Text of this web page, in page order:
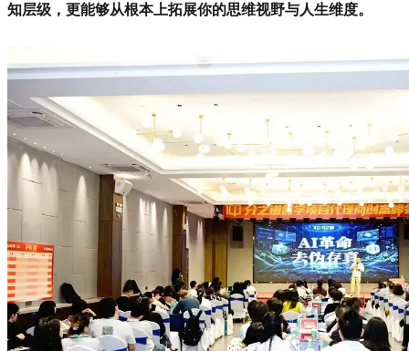
知层级，更能够从根本上拓展你的思维视野与人生维度。